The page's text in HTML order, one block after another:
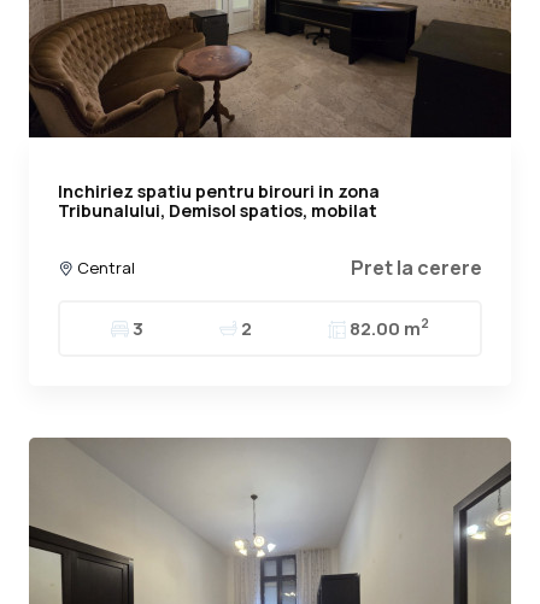
Inchiriez spatiu pentru birouri in zona
Tribunalului, Demisol spatios, mobilat
Central Pret la cerere
3 2 82.00 m2